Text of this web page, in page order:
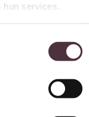
hun services.